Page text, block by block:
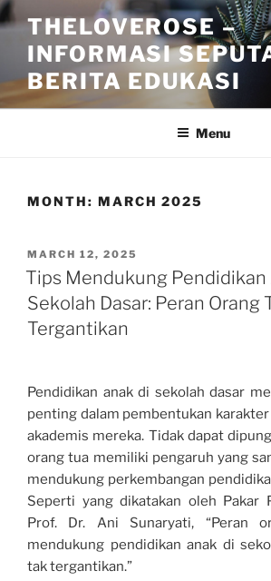
Skip
to
content
THELOVEROSE –
INFORMASI
BERITA EDUKASI
Menu
MONTH: MARCH 2025
POSTED
ON
MARCH 12, 2025
Tips Mendukung Pendidikan
Sekolah Dasar: Peran Orang
Tergantikan
Pendidikan anak di sekolah dasar
penting dalam pembentukan
akademis mereka. Tidak dapat
orang tua memiliki pengaruh yang
mendukung perkembangan
Seperti yang dikatakan oleh Pakar
Prof. Dr. Ani Sunaryati, “Peran
mendukung pendidikan anak di
tak tergantikan.”